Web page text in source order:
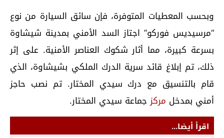
وبحسب المعطيات المتوفرة، فإن سائق السيارة من نوع
“مرسيديس فوركو” اجتاز السد الأمني بمدينة شيشاوة
بسرعة كبيرة، مما أثار شكوك العناصر الأمنية. على إثر
ذلك، تم إبلاغ قائد سرية الدرك الملكي بشيشاوة، الذي
قام بالتنسيق مع درك سيدي المختار. تم نصب حاجز
أمني بمدخل مركزجماعة سيدي المختار.
اقرأ أيضا...